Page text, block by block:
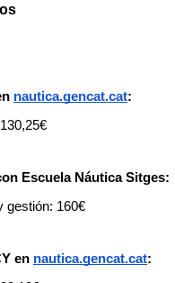
nautica.gencat.cat:
Escuela Náutica Sitges:
gestión: 160€
en nautica.gencat.cat: